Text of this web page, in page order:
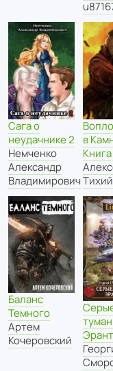
Сага о
неудачнике 2
Немченко
Александр
Владимирович
в
Тихий
Баланс
Темного
Артем
Кочеровский